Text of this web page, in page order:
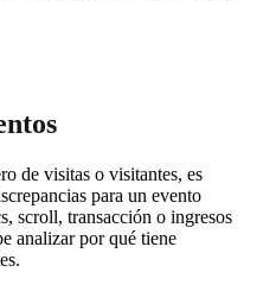
de visitas o visitantes, es
para un evento
scroll, transacción o ingresos
analizar por qué tiene